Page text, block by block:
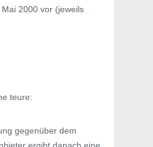
2000 vor (jeweils
teure:
gegenüber dem
ergibt danach eine